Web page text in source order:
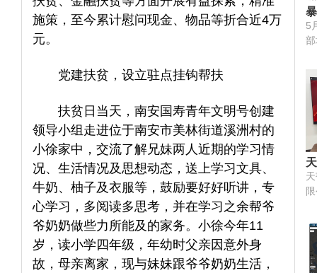
施策，至今累计慰问现金、物品等折合近4万
元。
党建扶贫，设立驻点挂钩帮扶
扶贫日当天，南安国寿青年文明号创建
领导小组走进位于南安市美林街道溪洲村的
小徐家中，交流了解兄妹两人近期的学习情
况、生活情况及思想动态，送上学习文具、
牛奶、柚子及衣服等，鼓励要好好听讲，专
心学习，多阅读多思考，并在学习之余帮爷
爷奶奶做些力所能及的家务。小徐今年11
岁，读小学四年级，年幼时父亲因意外身
故，母亲离家，现与妹妹跟爷爷奶奶生活，
5